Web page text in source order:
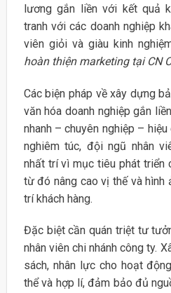
lương gắn liền với kết quả
tranh với các doanh nghiệp
viên giỏi và giàu kinh
hoàn thiện marketing tại CN
Các biện pháp về xây dựng
văn hóa doanh nghiệp gắn
nhanh – chuyên nghiệp –
nghiêm túc, đội ngũ nhân
nhất trí vì mục tiêu phát triển
từ đó nâng cao vị thế và hình
trí khách hàng.
Đặc biệt cần quán triệt tư
nhân viên chi nhánh công ty.
sách, nhân lực cho hoạt
thể và hợp lí, đảm bảo đủ